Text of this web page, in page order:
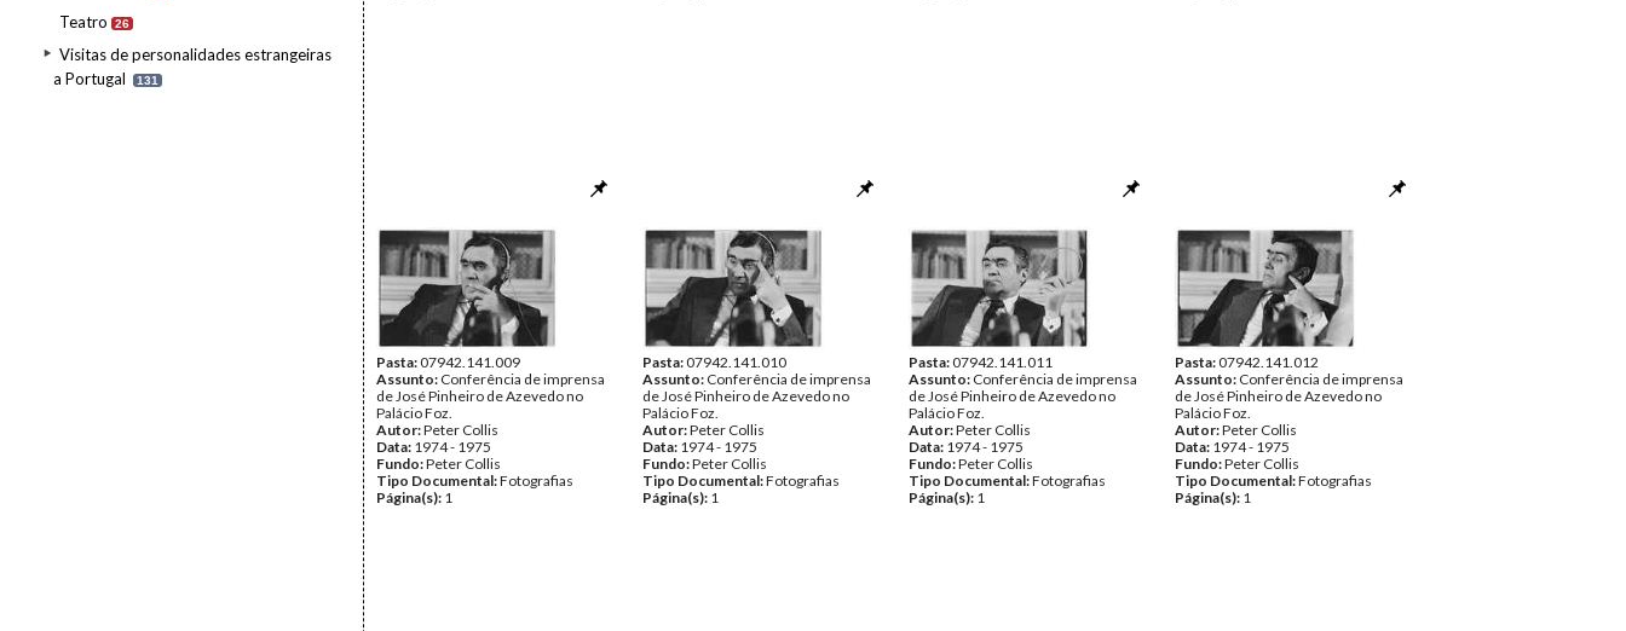
Teatro 26
Visitas de personalidades estrangeiras
a Portugal
131
Pasta:07942.141.009
Assunto: Conferência de imprensa
de José Pinheiro de Azevedo no
Palácio Foz.
Autor:Peter Collis
Data: 1974 - 1975
Fundo:Peter Collis
Tipo Documental:Fotografias
Página(s): 1
Pasta:07942.141.010
Assunto: Conferência de imprensa
de José Pinheiro de Azevedo no
Palácio Foz.
Autor:Peter Collis
Data: 1974 - 1975
Fundo:Peter Collis
Tipo Documental:Fotografias
Página(s): 1
Pasta:07942.141.011
Assunto: Conferência de imprensa
de José Pinheiro de Azevedo no
Palácio Foz.
Autor:Peter Collis
Data: 1974 - 1975
Fundo:Peter Collis
Tipo Documental:Fotografias
Página(s): 1
Pasta:07942.141.012
Assunto: Conferência de imprensa
de José Pinheiro de Azevedo no
Palácio Foz.
Autor:Peter Collis
Data: 1974 - 1975
Fundo:Peter Collis
Tipo Documental:Fotografias
Página(s): 1